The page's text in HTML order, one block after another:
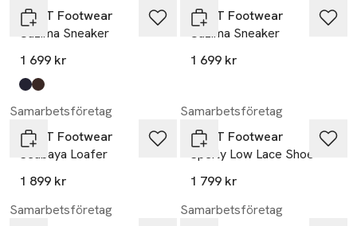
GANT Footwear
Cuzima Sneaker
1 699 kr
Produkten finns i färgerna:
g680 - marine/white
g618 - brown/vanilia
GANT Footwear
Cuzima Sneaker
1 699 kr
Samarbetsföretag
GANT Footwear
Seabaya Loafer
1 899 kr
Samarbetsföretag
GANT Footwear
Sperly Low Lace Shoe
1 799 kr
Samarbetsföretag
Samarbetsföretag